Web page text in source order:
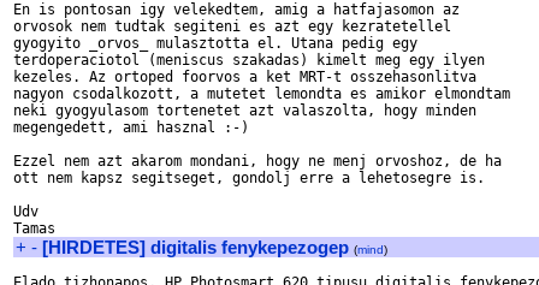
En is pontosan igy velekedtem, amig a hatfajasomon az
orvosok nem tudtak segiteni es azt egy kezratetellel
gyogyito _orvos_ mulasztotta el. Utana pedig egy
terdoperaciotol (meniscus szakadas) kimelt meg egy ilyen
kezeles. Az ortoped foorvos a ket MRT-t osszehasonlitva
nagyon csodalkozott, a mutetet lemondta es amikor elmondtam
neki gyogyulasom tortenetet azt valaszolta, hogy minden
megengedett, ami hasznal :-)
Ezzel nem azt akarom mondani, hogy ne menj orvoshoz, de ha
ott nem kapsz segitseget, gondolj erre a lehetosegre is.
Udv
+ - [HIRDETES] digitalis fenykepezogep (mind)